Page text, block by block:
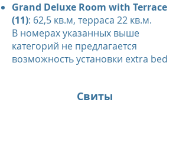
Grand Deluxe Room with Terrace
(11): 62,5 кв.м, терраса 22 кв.м.
В номерах указанных выше
категорий не предлагается
возможность установки extra bed​
Свиты